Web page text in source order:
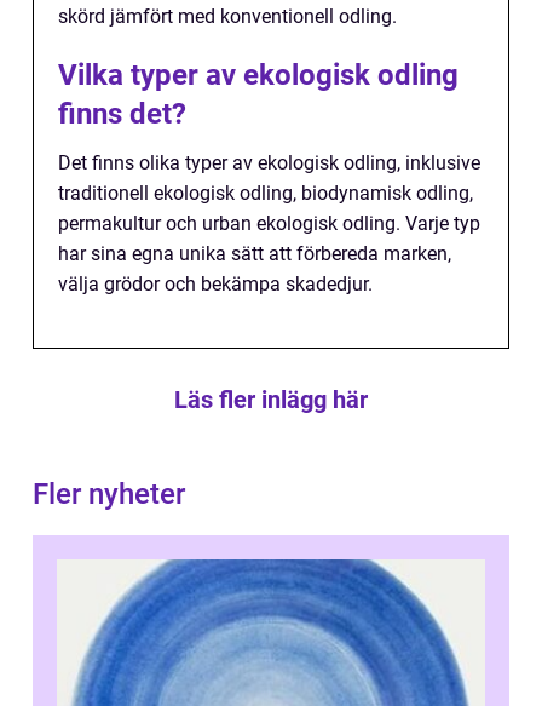
skörd jämfört med konventionell odling.
Vilka typer av ekologisk odling
finns det?
Det finns olika typer av ekologisk odling, inklusive
traditionell ekologisk odling, biodynamisk odling,
permakultur och urban ekologisk odling. Varje typ
har sina egna unika sätt att förbereda marken,
välja grödor och bekämpa skadedjur.
Läs fler inlägg här
Fler nyheter